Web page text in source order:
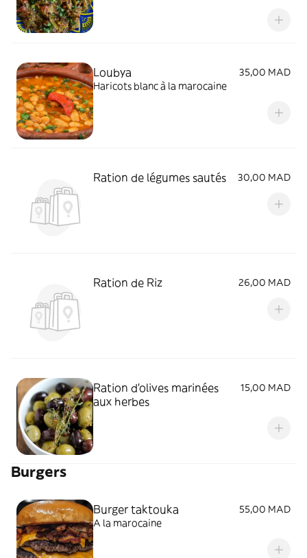
Loubya
35,00 MAD
Haricots blanc à la marocaine
Ration de légumes sautés 30,00 MAD
Ration de Riz 26,00 MAD
Ration d’olives marinées
aux herbes
15,00 MAD
Burgers
Burger taktouka
55,00 MAD
A la marocaine